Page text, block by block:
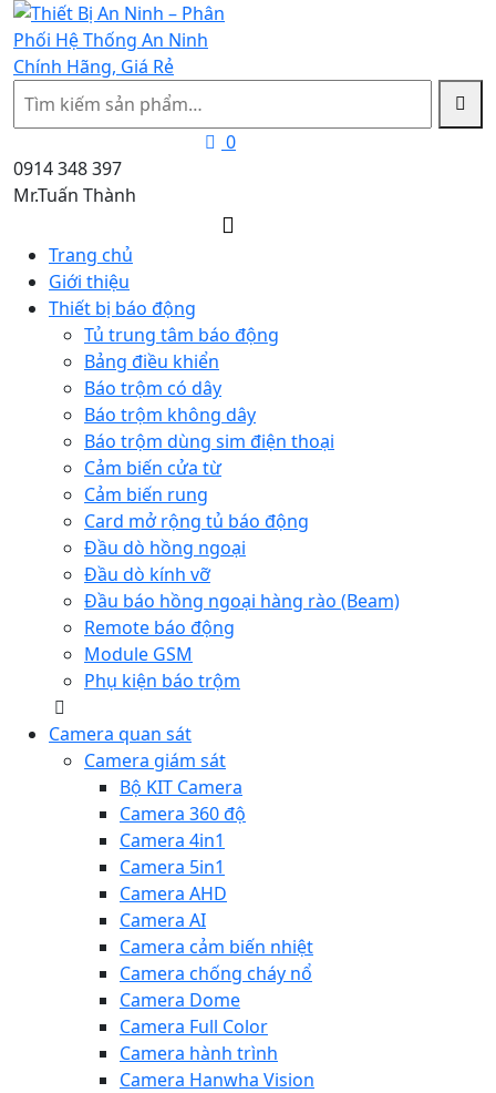
Tìm
kiếm
0
0914 348 397
Mr.Tuấn Thành
Trang chủ
Giới thiệu
Thiết bị báo động
Tủ trung tâm báo động
Bảng điều khiển
Báo trộm có dây
Báo trộm không dây
Báo trộm dùng sim điện thoại
Cảm biến cửa từ
Cảm biến rung
Card mở rộng tủ báo động
Đầu dò hồng ngoại
Đầu dò kính vỡ
Đầu báo hồng ngoại hàng rào (Beam)
Remote báo động
Module GSM
Phụ kiện báo trộm
Camera quan sát
Camera giám sát
Bộ KIT Camera
Camera 360 độ
Camera 4in1
Camera 5in1
Camera AHD
Camera AI
Camera cảm biến nhiệt
Camera chống cháy nổ
Camera Dome
Camera Full Color
Camera hành trình
Camera Hanwha Vision